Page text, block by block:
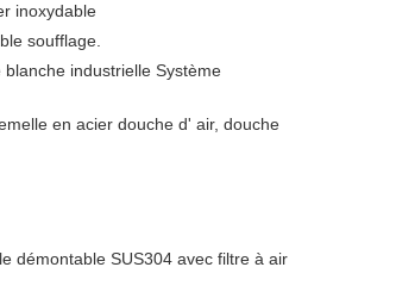
inoxydable
soufflage.
industrielle Système
en acier douche d' air, douche
démontable SUS304 avec filtre à air